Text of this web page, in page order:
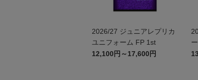
2026/27 ジュニアレプリカ
ユニフォーム FP 1st
12,100円～17,600円
2026/